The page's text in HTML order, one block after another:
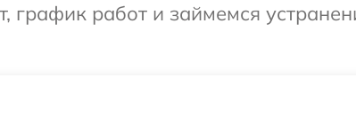
график работ и займемся